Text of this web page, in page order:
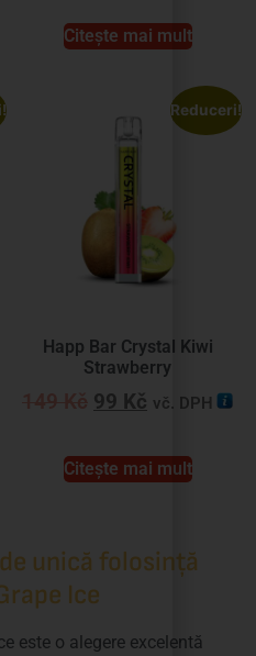
Citește mai mult
Reduceri!
Happ Bar Crystal Kiwi
Strawberry
99 Kč vč. DPH
Citește mai mult
unică folosință
Ice
este o alegere excelentă